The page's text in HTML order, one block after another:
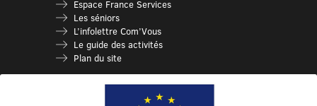
Espace France Services
Les séniors
L’infolettre Com’Vous
Le guide des activités
Plan du site